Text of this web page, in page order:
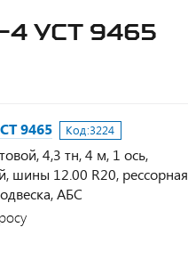
4 УСТ 9465
9465 Код:3224
4,3 тн, 4 м, 1 ось,
шины 12.00 R20, рессорная
АБС